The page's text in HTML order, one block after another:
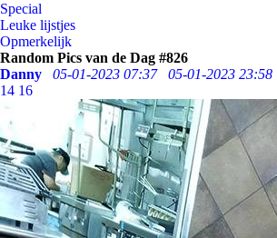
Special
Leuke lijstjes
Opmerkelijk
Random Pics van de Dag #826
Danny
05-01-2023 07:37 05-01-2023 23:58
14 16